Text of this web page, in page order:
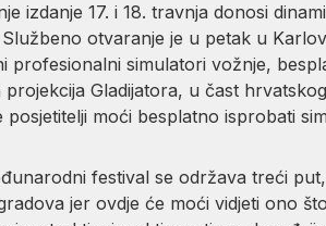
izdanje 17. i 18. travnja donosi
otvaranje je u petak u
profesionalni simulatori vožnje,
projekcija Gladijatora, u čast
posjetitelji moći besplatno isprobati
festival se održava treći
jer ovdje će moći vidjeti ono